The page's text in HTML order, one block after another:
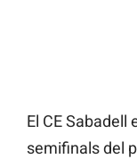
El CE Sabadell
semifinals del